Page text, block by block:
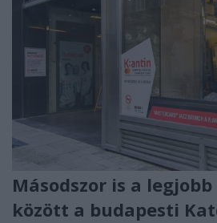
Másodszor is a
között a budapesti